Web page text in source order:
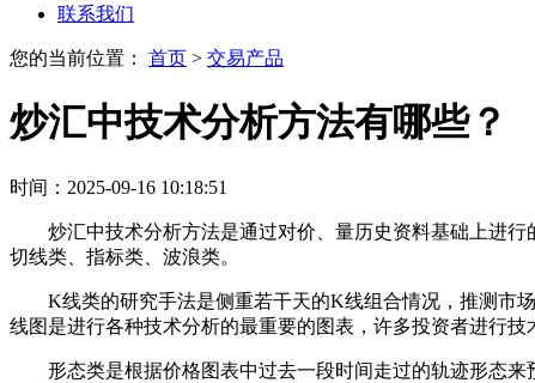
联系我们
您的当前位置： 首页 > 交易产品
炒汇中技术分析方法有哪些？
时间：2025-09-16 10:18:51
炒汇中技术分析方法是通过对价、量历史资料基础上进
切线类、指标类、波浪类。
K线类的研究手法是侧重若干天的K线组合情况，推测市
线图是进行各种技术分析的最重要的图表，许多投资者进行技
形态类是根据价格图表中过去一段时间走过的轨迹形态